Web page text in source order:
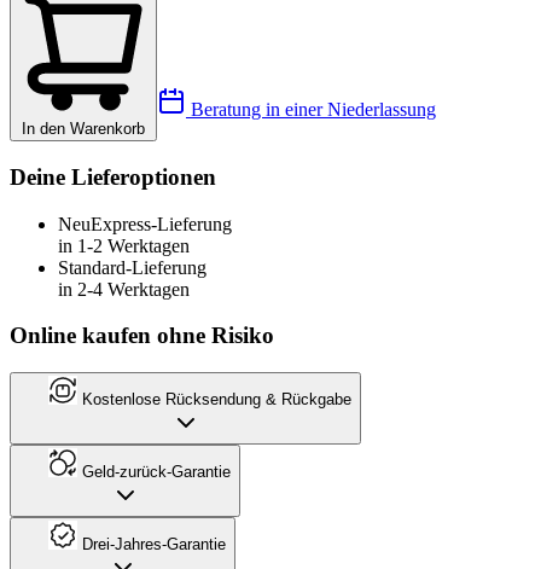
In den Warenkorb
Beratung in einer Niederlassung
Deine Lieferoptionen
NeuExpress-Lieferung
in 1-2 Werktagen
Standard-Lieferung
in 2-4 Werktagen
Online kaufen ohne Risiko
Kostenlose Rücksendung & Rückgabe
Geld-zurück-Garantie
Drei-Jahres-Garantie